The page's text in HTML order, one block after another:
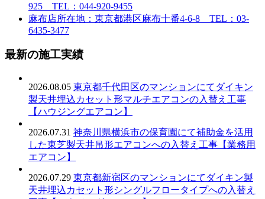
925 TEL：044-920-9455
麻布店所在地：東京都港区麻布十番4-6-8 TEL：03-
6435-3477
最新の施工実績
2026.08.05 東京都千代田区のマンションにてダイキン
製天井埋込カセット形マルチエアコンの入替え工事
【ハウジングエアコン】
2026.07.31 神奈川県横浜市の保育園にて補助金を活用
した東芝製天井吊形エアコンへの入替え工事【業務用
エアコン】
2026.07.29 東京都新宿区のマンションにてダイキン製
天井埋込カセット形シングルフロータイプへの入替え